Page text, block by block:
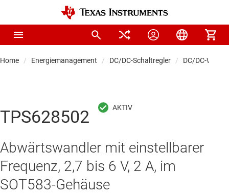
Home Energiemanagement DC/DC-Schaltregler DC/DC-
TPS628502
Abwärtswandler mit einstellbarer
Frequenz, 2,7 bis 6 V, 2 A, im
SOT583-Gehäuse